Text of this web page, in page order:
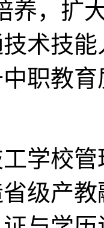
养，扩
术技
职教育
校管
级产